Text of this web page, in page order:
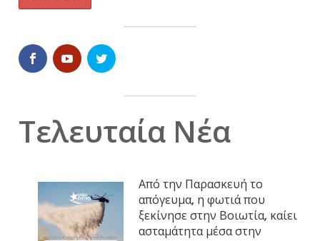
Τελευταία Νέα
Από την Παρασκευή το
απόγευμα, η φωτιά που
ξεκίνησε στην Βοιωτία, καίει
ασταμάτητα μέσα στην